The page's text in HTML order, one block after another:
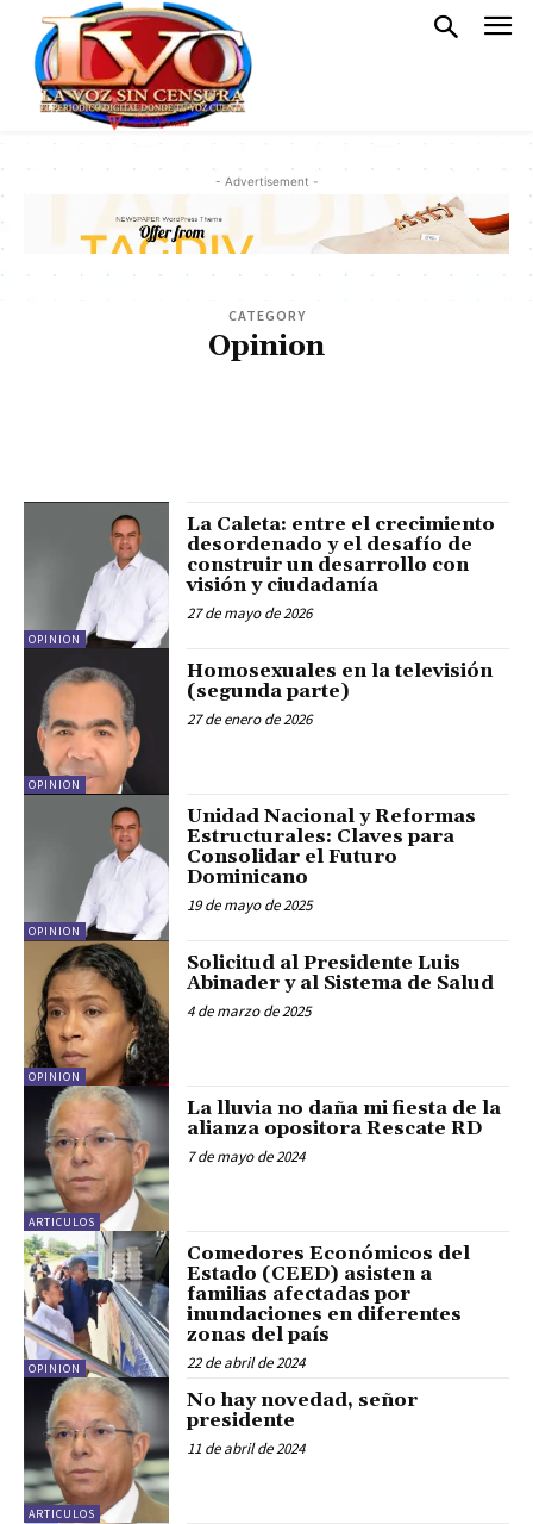
- Advertisement -
CATEGORY
Opinion
OPINION
La Caleta: entre el crecimiento
desordenado y el desafío de
construir un desarrollo con
visión y ciudadanía
27 de mayo de 2026
OPINION
Homosexuales en la televisión
(segunda parte)
27 de enero de 2026
OPINION
Unidad Nacional y Reformas
Estructurales: Claves para
Consolidar el Futuro
Dominicano
19 de mayo de 2025
OPINION
Solicitud al Presidente Luis
Abinader y al Sistema de Salud
4 de marzo de 2025
ARTICULOS
La lluvia no daña mi fiesta de la
alianza opositora Rescate RD
7 de mayo de 2024
OPINION
Comedores Económicos del
Estado (CEED) asisten a
familias afectadas por
inundaciones en diferentes
zonas del país
22 de abril de 2024
ARTICULOS
No hay novedad, señor
presidente
11 de abril de 2024